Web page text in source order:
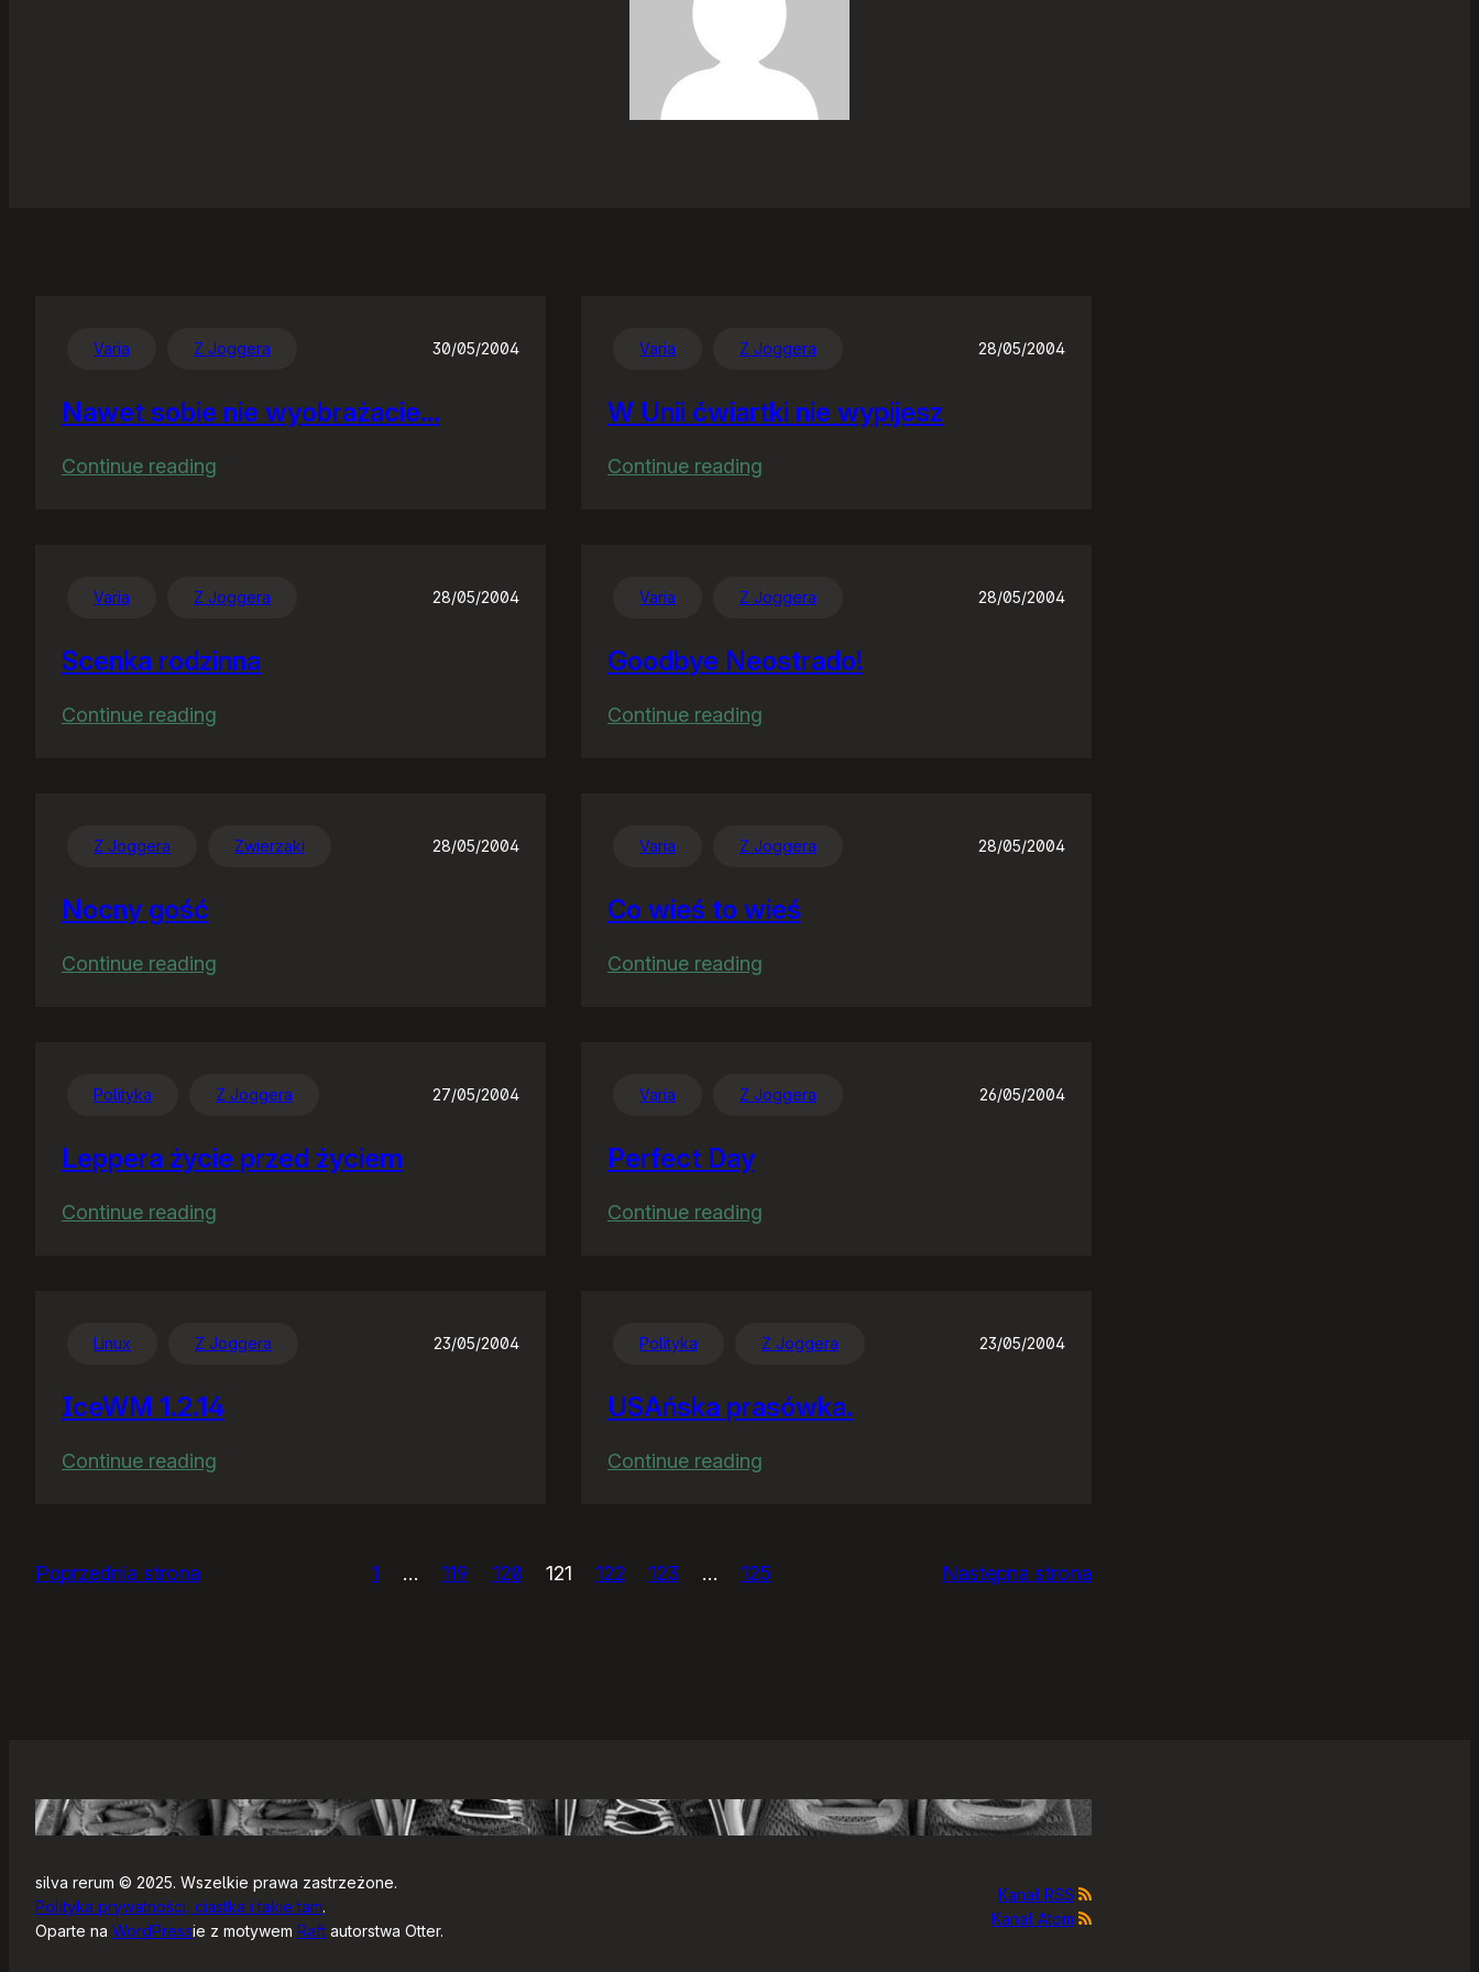
Varia Z Joggera 30/05/2004
Nawet sobie nie wyobrażacie…
Continue reading
wyobrażacie…
Varia Z Joggera 28/05/2004
W Unii ćwiartki nie wypijesz
Continue reading
nie
Varia Z Joggera 28/05/2004
Scenka rodzinna
Continue reading
Varia Z Joggera 28/05/2004
Goodbye Neostrado!
Continue reading
Z Joggera Zwierzaki 28/05/2004
Nocny gość
Continue reading
Varia Z Joggera 28/05/2004
Co wieś to wieś
Continue reading
wieś
Polityka Z Joggera 27/05/2004
Leppera życie przed życiem
Continue reading
życiem
Varia Z Joggera 26/05/2004
Perfect Day
Continue reading
Linux Z Joggera 23/05/2004
IceWM 1.2.14
Continue reading
Polityka Z Joggera 23/05/2004
USAńska prasówka.
Continue reading
Poprzednia strona 1 … 119 120 121 122 123 … 125 Następna strona
silva rerum © 2025. Wszelkie prawa zastrzeżone.
Polityka prywatności, ciastka i takie tam.
Oparte na WordPressie z motywem Raft autorstwa Otter.
Kanał RSS
Kanał Atom